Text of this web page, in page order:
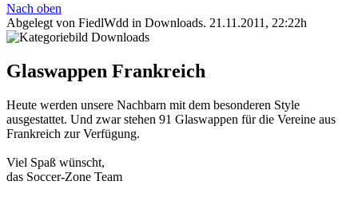
Nach oben
Abgelegt von FiedlWdd in Downloads. 21.11.2011, 22:22h
Glaswappen Frankreich
Heute werden unsere Nachbarn mit dem besonderen Style
ausgestattet. Und zwar stehen 91 Glaswappen für die Vereine aus
Frankreich zur Verfügung.
Viel Spaß wünscht,
das Soccer-Zone Team